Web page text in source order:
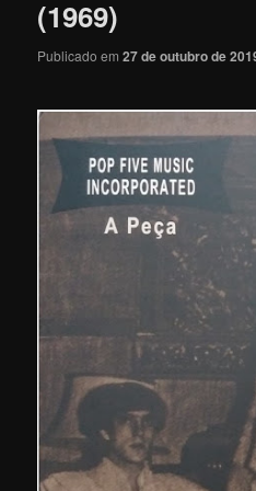
(1969)
Publicado em 27 de outubro de